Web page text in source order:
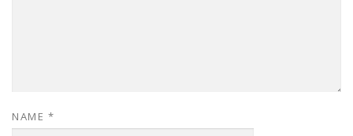
NAME *